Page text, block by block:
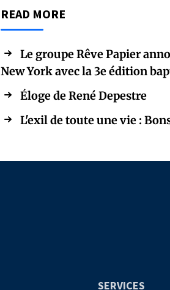
READ MORE
Le groupe Rêve Papier
New York avec la 3e édition
Éloge de René Depestre
L'exil de toute une vie :
SERVICES